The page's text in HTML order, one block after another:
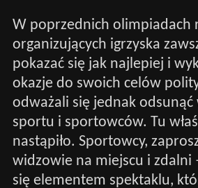
W poprzednich olimpiadach
organizujących igrzyska
pokazać się jak najlepiej i
okazje do swoich celów
odważali się jednak odsunąć
sportu i sportowców. Tu
nastąpiło. Sportowcy,
widzowie na miejscu i zdalni
się elementem spektaklu,